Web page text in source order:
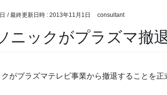
/ 最終更新日時 : 2013年11月1日 consultant
ニックがプラズマ撤
がプラズマテレビ事業から撤退することを正